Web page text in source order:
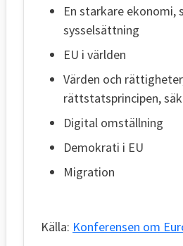
En starkare ekonomi,
sysselsättning
EU i världen
Värden och
rättstatsprincipen,
Digital omställning
Demokrati i EU
Migration
Källa: Konferensen om